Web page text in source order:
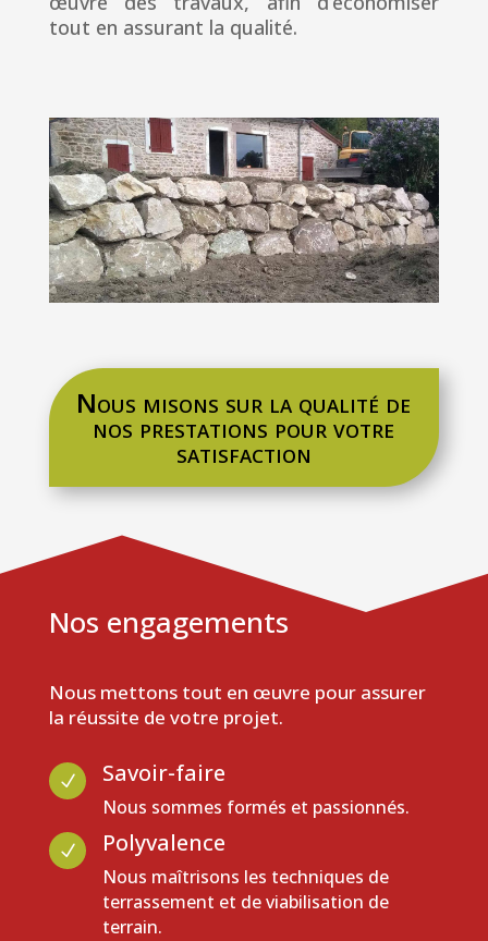
tout en assurant la qualité.
Nous misons sur la qualité de
nos prestations pour votre
satisfaction
Nos engagements
Nous mettons tout en œuvre pour assurer
la réussite de votre projet.
N Savoir-faire
Nous sommes formés et passionnés.
N Polyvalence
Nous maîtrisons les techniques de
terrassement et de viabilisation de
terrain.